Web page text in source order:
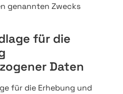
genannten Zwecks
für die
Daten
für die Erhebung und